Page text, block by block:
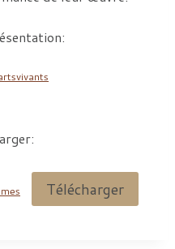
Télécharger